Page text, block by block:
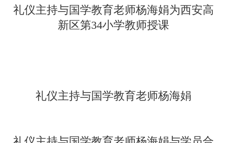
礼仪主持与国学教育老师杨海娟为西安高
新区第34小学教师授课
礼仪主持与国学教育老师杨海娟